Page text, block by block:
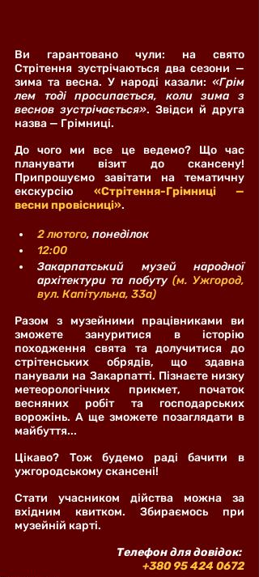
Ви гарантовано чули: на свято
Стрітення зустрічаються два сезони —
зима та весна. У народі казали: «Грім
лем тоді просипається, коли зима з
веснов зустрічається». Звідси й друга
назва — Грімниці.
До чого ми все це ведемо? Що час
планувати візит до скансену!
Припрошуємо завітати на тематичну
екскурсію «Стрітення-Грімниці —
весни провісниці».
2 лютого, понеділок
12:00
Закарпатський музей народної
архітектури та побуту (м. Ужгород,
вул. Капітульна, 33а)
Разом з музейними працівниками ви
зможете зануритися в історію
походження свята та долучитися до
стрітенських обрядів, що здавна
панували на Закарпатті. Пізнаєте низку
метеорологічних прикмет, початок
весняних робіт та господарських
ворожінь. А ще зможете позаглядати в
майбуття...
Цікаво? Тож будемо раді бачити в
ужгородському скансені!
Стати учасником дійства можна за
вхідним квитком. Збираємось при
музейній карті.
Телефон для довідок:
+380 95 424 0672